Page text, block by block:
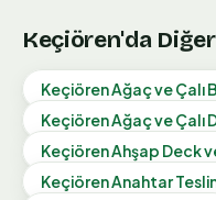
Keçiören'da
KeçiörenAğaç ve Çalı
KeçiörenAğaç ve Çalı
KeçiörenAhşap Deck
KeçiörenAnahtar